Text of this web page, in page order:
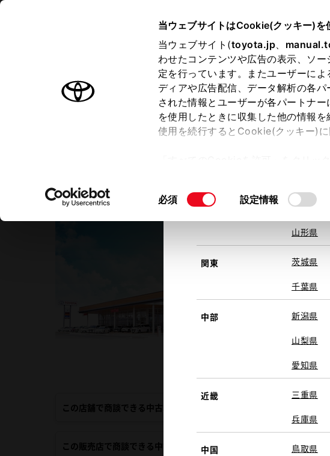
当ウェブサイトはCookie(クッキー)を
当ウェブサイト(toyota.jp、
わせたコンテンツや広告の表示、ソ
定を行っています。またユーザーに
ディアや広告配信、データ解析の各
された情報とユーザーが各パートナ
を使用したときに収集した他の情報
使用を続行するとCookie(クッキー)に
て」をご覧ください。
同
必須 設定情報
オーナーサポート トピックス
現在地を取得できま
該当する地域・都道
北海道 旭川
東北 青森県
山形県
関東 茨城県
千葉県
中部 新潟県
山梨県
愛知県
近畿 三重県
兵庫県
中国 鳥取県
トヨタ認定中古車
トヨタ認定中古車の魅力 3つの買い方 オン
トヨタウン安来
この店舗で商談できる中古車
この販売店で商談できる中古車